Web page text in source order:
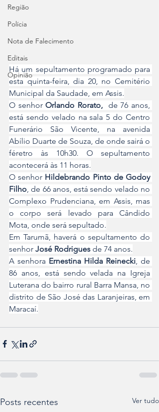
Região
Polícia
Nota de Falecimento
Editais
Opinião
Há um sepultamento programado para
esta quinta-feira, dia 20, no Cemitério
Municipal da Saudade, em Assis.
O senhor Orlando Rorato, de 76 anos,
está sendo velado na sala 5 do Centro
Funerário São Vicente, na avenida
Abílio Duarte de Souza, de onde sairá o
féretro às 10h30. O sepultamento
acontecerá às 11 horas.
O senhor Hildebrando Pinto de Godoy
Filho , de 66 anos, está sendo velado no
Complexo Prudenciana, em Assis, mas
o corpo será levado para Cândido
Mota, onde será sepultado.
Em Tarumã, haverá o sepultamento do
senhor José Rodrigues de 74 anos.
A senhora Ernestina Hilda Reinecki , de
86 anos, está sendo velada na Igreja
Luterana do bairro rural Barra Mansa, no
distrito de São José das Laranjeiras, em
Maracaí.
Posts recentes Ver tudo